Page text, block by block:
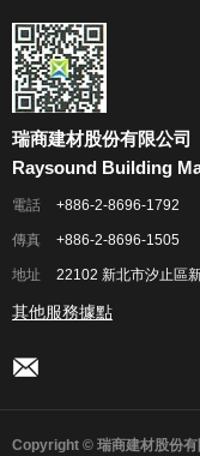
瑞商建材股份有限公司
Raysound Building
電話 +886-2-8696-1792
傳真 +886-2-8696-1505
地址 22102 新北市汐止區
其他服務據點
Copyright © 瑞商建材股份有